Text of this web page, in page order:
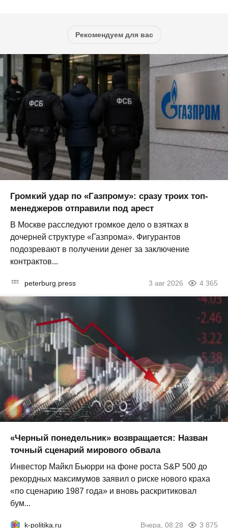
Рекомендуем для вас
Громкий удар по «Газпрому»: сразу троих топ-
менеджеров отправили под арест
В Москве расследуют громкое дело о взятках в
дочерней структуре «Газпрома». Фигурантов
подозревают в получении денег за заключение
контрактов...
peterburg.press 3 авг 2026 4 365
«Черный понедельник» возвращается: Назван
точный сценарий мирового обвала
Инвестор Майкл Бьюрри на фоне роста S&P 500 до
рекордных максимумов заявил о риске нового краха
«по сценарию 1987 года» и вновь раскритиковал
бум...
k-politika.ru Вчера, 08:28 3 875